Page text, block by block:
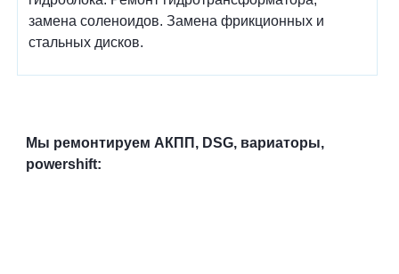
замена соленоидов. Замена фрикционных и
стальных дисков.
Мы ремонтируем АКПП, DSG, вариаторы,
powershift: